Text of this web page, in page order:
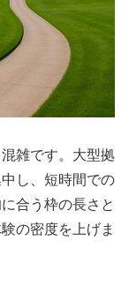
雑です。大型拠
し、短時間での
合う枠の長さと
の密度を上げま